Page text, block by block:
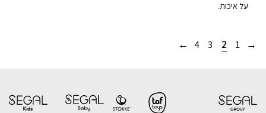
על איכות.
→
1
2
3
4
←